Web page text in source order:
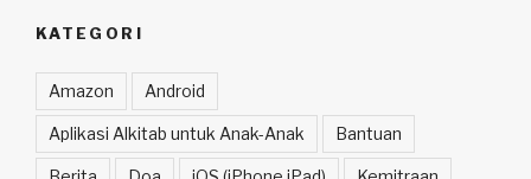
KATEGORI
Amazon Android
Aplikasi Alkitab untuk Anak-Anak Bantuan